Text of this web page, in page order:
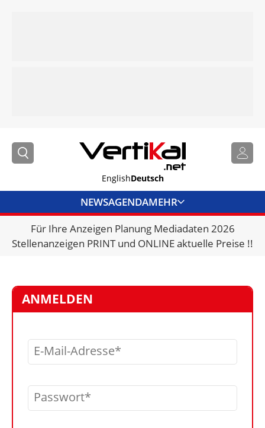
EnglishDeutsch
NEWSAGENDAMEHR
BRANCHENLINKS
VERMIETER
VIDEOS
BIBLIOTHEK
KRAN & BÜHNE
Für Ihre Anzeigen Planung Mediadaten 2026
Stellenanzeigen PRINT und ONLINE aktuelle Preise !!
ANMELDEN
E-Mail-Adresse
Passwort